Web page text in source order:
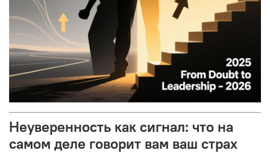
Неуверенность как сигнал: что на
самом деле говорит вам ваш страх